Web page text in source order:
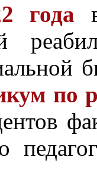
года
по